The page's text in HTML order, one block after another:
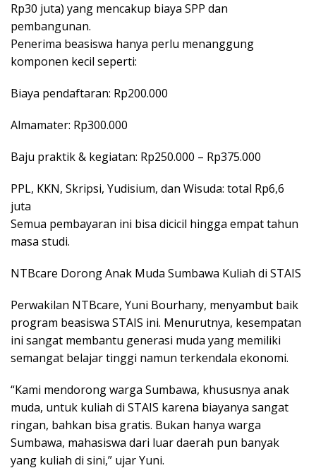
Rp30 juta) yang mencakup biaya SPP dan
pembangunan.
Penerima beasiswa hanya perlu menanggung
komponen kecil seperti:
Biaya pendaftaran: Rp200.000
Almamater: Rp300.000
Baju praktik & kegiatan: Rp250.000 – Rp375.000
PPL, KKN, Skripsi, Yudisium, dan Wisuda: total Rp6,6
juta
Semua pembayaran ini bisa dicicil hingga empat tahun
masa studi.
NTBcare Dorong Anak Muda Sumbawa Kuliah di STAIS
Perwakilan NTBcare, Yuni Bourhany, menyambut baik
program beasiswa STAIS ini. Menurutnya, kesempatan
ini sangat membantu generasi muda yang memiliki
semangat belajar tinggi namun terkendala ekonomi.
“Kami mendorong warga Sumbawa, khususnya anak
muda, untuk kuliah di STAIS karena biayanya sangat
ringan, bahkan bisa gratis. Bukan hanya warga
Sumbawa, mahasiswa dari luar daerah pun banyak
yang kuliah di sini,” ujar Yuni.